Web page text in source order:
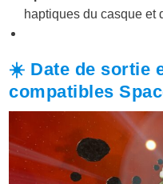
haptiques du casque et
☀️ Date de sortie
compatibles